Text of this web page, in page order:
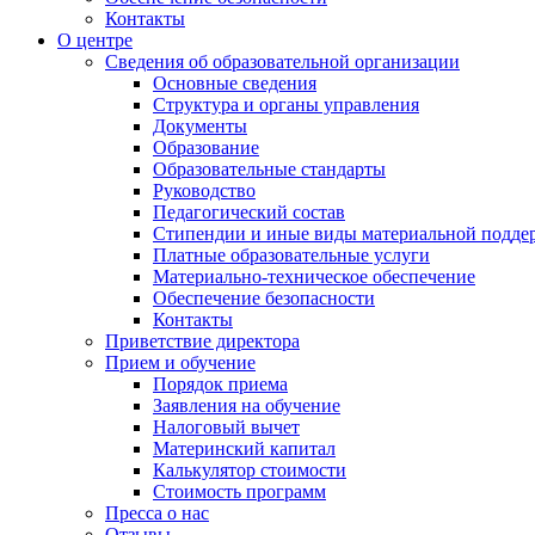
Контакты
О центре
Сведения об образовательной организации
Основные сведения
Структура и органы управления
Документы
Образование
Образовательные стандарты
Руководство
Педагогический состав
Стипендии и иные виды материальной
Платные образовательные услуги
Материально-техническое обеспечение
Обеспечение безопасности
Контакты
Приветствие директора
Прием и обучение
Порядок приема
Заявления на обучение
Налоговый вычет
Материнский капитал
Калькулятор стоимости
Стоимость программ
Пресса о нас